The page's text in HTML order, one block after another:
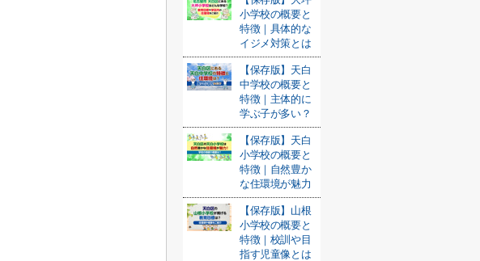
小学校の概要と
特徴｜具体的な
イジメ対策とは
【保存版】天白
中学校の概要と
特徴｜主体的に
学ぶ子が多い？
【保存版】天白
小学校の概要と
特徴｜自然豊か
な住環境が魅力
【保存版】山根
小学校の概要と
特徴｜校訓や目
指す児童像とは